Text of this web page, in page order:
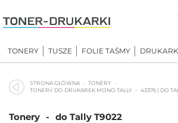
to
content
TONERY TUSZE FOLIE TAŚMY
STRONA GŁÓWNA
TONERY
TONERY DO DRUKAREK MONO TALLY
43376 | DO
Tonery - do Tally T9022